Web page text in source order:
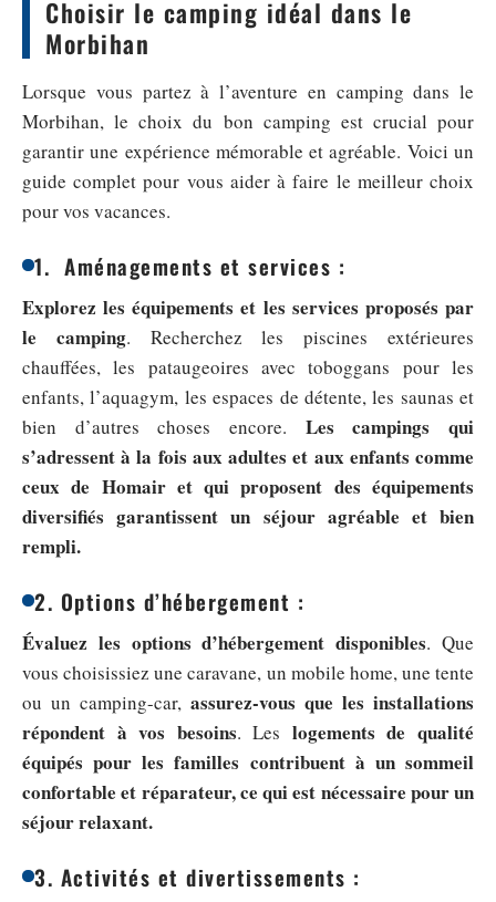
Choisir le camping idéal dans le
Morbihan
Lorsque vous partez à l’aventure en camping dans le
Morbihan, le choix du bon camping est crucial pour
garantir une expérience mémorable et agréable. Voici un
guide complet pour vous aider à faire le meilleur choix
pour vos vacances.
1. Aménagements et services :
Explorez les équipements et les services proposés par
le camping. Recherchez les piscines extérieures
chauffées, les pataugeoires avec toboggans pour les
enfants, l’aquagym, les espaces de détente, les saunas et
bien d’autres choses encore. Les campings qui
s’adressent à la fois aux adultes et aux enfants comme
ceux de Homair et qui proposent des équipements
diversifiés garantissent un séjour agréable et bien
rempli.
2. Options d’hébergement :
Évaluez les options d’hébergement disponibles. Que
vous choisissiez une caravane, un mobile home, une tente
ou un camping-car, assurez-vous que les installations
répondent à vos besoins. Les logements de qualité
équipés pour les familles contribuent à un sommeil
confortable et réparateur, ce qui est nécessaire pour un
séjour relaxant.
3. Activités et divertissements :